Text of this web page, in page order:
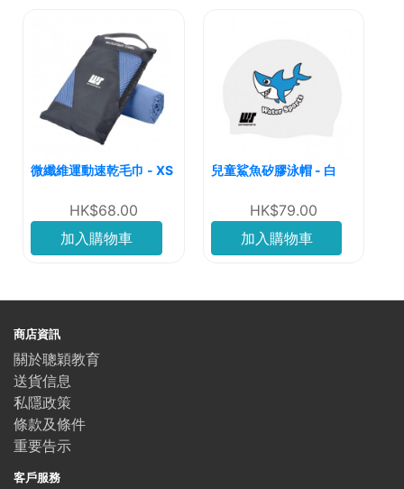
微纖維運動速乾毛巾 - XS
HK$68.00
加入購物車
兒童鯊魚矽膠泳帽 - 白
HK$79.00
加入購物車
商店資訊
關於聰穎教育
送貨信息
私隱政策
條款及條件
重要告示
客戶服務